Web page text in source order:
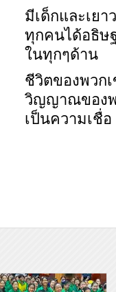
มีเด็กและเย
ทุกคนได้อธิษ
ในทุกๆด้าน
ชีวิตของพวก
วิญญาณของพ
เป็นความเชื่